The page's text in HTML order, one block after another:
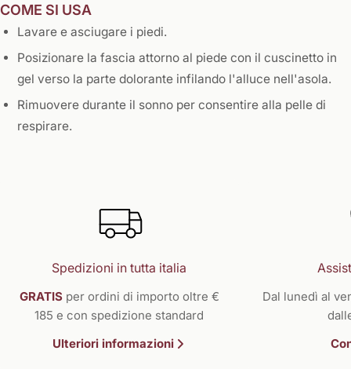
COME SI USA
Lavare e asciugare i piedi.
Posizionare la fascia attorno al piede con il cuscinetto in
gel verso la parte dolorante infilando l'alluce nell'asola.
Rimuovere durante il sonno per consentire alla pelle di
respirare.
Spedizioni in tutta italia
GRATIS per ordini di importo oltre €
185 e con spedizione standard
Ulteriori informazioni
Dal lunedì al